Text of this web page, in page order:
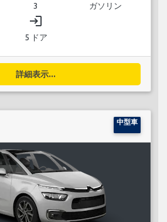
3 ガソリン
login
5 ドア
詳細表示...
中型車